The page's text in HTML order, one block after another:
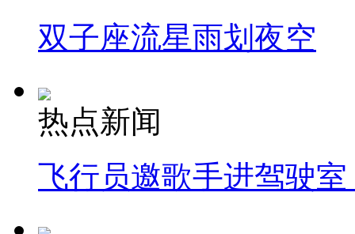
双子座流星雨划夜空
热点新闻
飞行员邀歌手进驾驶